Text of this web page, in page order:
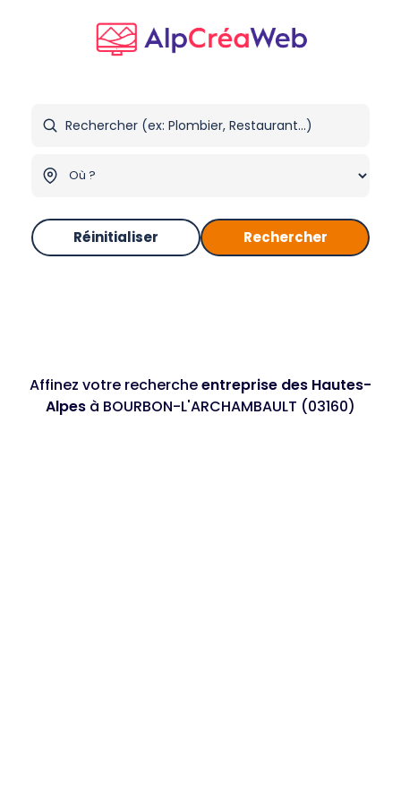
Réinitialiser Rechercher
Affinez votre rechercheentreprise des Hautes-
Alpes à BOURBON-L'ARCHAMBAULT (03160)